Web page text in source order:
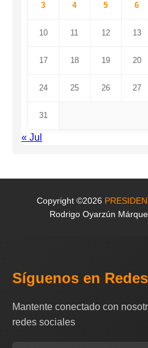
3 4 5 6
10 11 12 13
17 18 19 20
24 25 26 27
31
« Jul
Copyright ©2026
Rodrigo Oyarzún
Síguenos en
Mantente conectado con
redes sociales